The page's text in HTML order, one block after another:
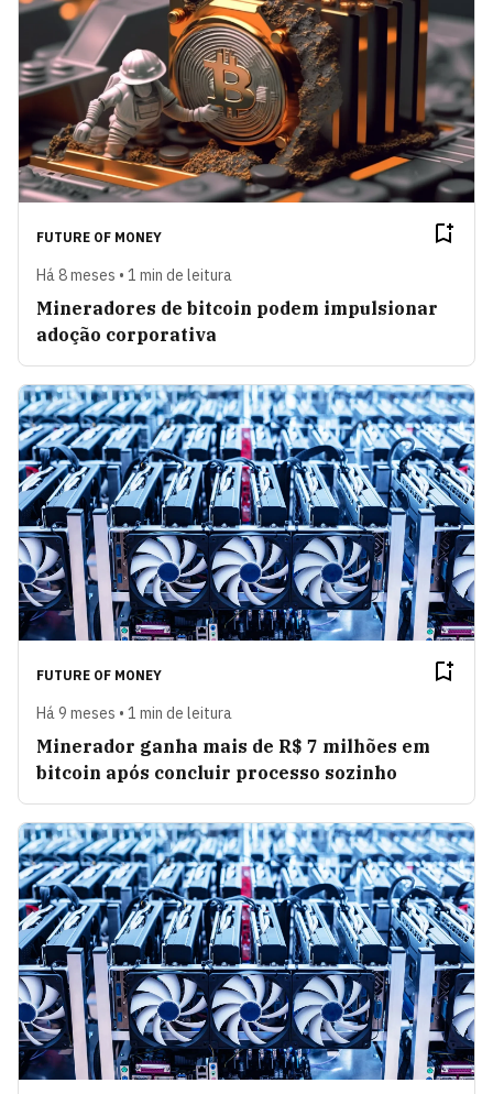
FUTURE OF MONEY
Há 8 meses • 1 min de leitura
Mineradores de bitcoin podem impulsionar
adoção corporativa
FUTURE OF MONEY
Há 9 meses • 1 min de leitura
Minerador ganha mais de R$ 7 milhões em
bitcoin após concluir processo sozinho